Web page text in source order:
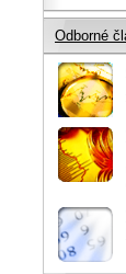
Odborné